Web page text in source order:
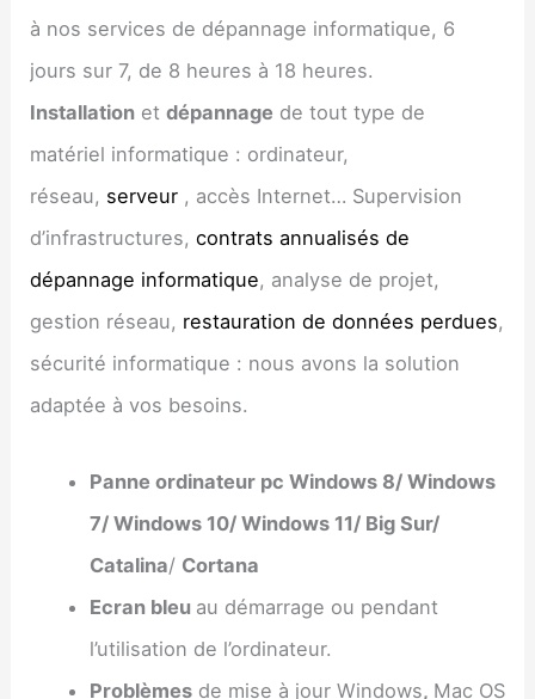
à nos services de dépannage informatique, 6
jours sur 7, de 8 heures à 18 heures.
Installation etdépannage de tout type de
matériel informatique : ordinateur,
réseau, serveur , accès Internet… Supervision
d’infrastructures, contrats annualisés de
dépannage informatique, analyse de projet,
gestion réseau, restauration de données perdues,
sécurité informatique : nous avons la solution
adaptée à vos besoins.
Panne ordinateur pc Windows 8/ Windows
7/ Windows 10/ Windows 11/ Big Sur/
Catalina/ Cortana
Ecran bleu au démarrage ou pendant
l’utilisation de l’ordinateur.
Problèmesde mise à jour Windows, Mac OS